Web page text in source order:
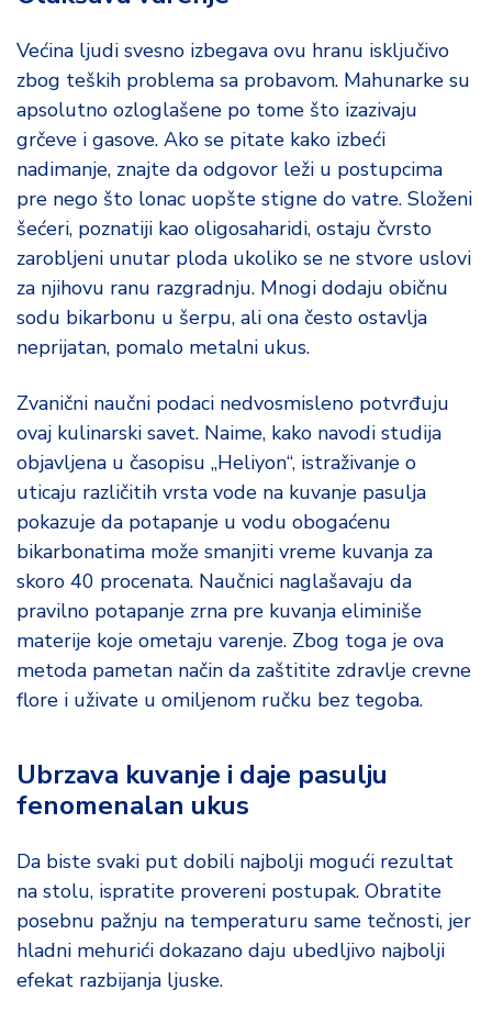
Većina ljudi svesno izbegava ovu hranu isključivo
zbog teških problema sa probavom. Mahunarke su
apsolutno ozloglašene po tome što izazivaju
grčeve i gasove. Ako se pitate kako izbeći
nadimanje, znajte da odgovor leži u postupcima
pre nego što lonac uopšte stigne do vatre. Složeni
šećeri, poznatiji kao oligosaharidi, ostaju čvrsto
zarobljeni unutar ploda ukoliko se ne stvore uslovi
za njihovu ranu razgradnju. Mnogi dodaju običnu
sodu bikarbonu u šerpu, ali ona često ostavlja
neprijatan, pomalo metalni ukus.
Zvanični naučni podaci nedvosmisleno potvrđuju
ovaj kulinarski savet. Naime, kako navodi studija
objavljena u časopisu „Heliyon“, istraživanje o
uticaju različitih vrsta vode na kuvanje pasulja
pokazuje da potapanje u vodu obogaćenu
bikarbonatima može smanjiti vreme kuvanja za
skoro 40 procenata. Naučnici naglašavaju da
pravilno potapanje zrna pre kuvanja eliminiše
materije koje ometaju varenje. Zbog toga je ova
metoda pametan način da zaštitite zdravlje crevne
flore i uživate u omiljenom ručku bez tegoba.
Ubrzava kuvanje i daje pasulju
fenomenalan ukus
Da biste svaki put dobili najbolji mogući rezultat
na stolu, ispratite provereni postupak. Obratite
posebnu pažnju na temperaturu same tečnosti, jer
hladni mehurići dokazano daju ubedljivo najbolji
efekat razbijanja ljuske.